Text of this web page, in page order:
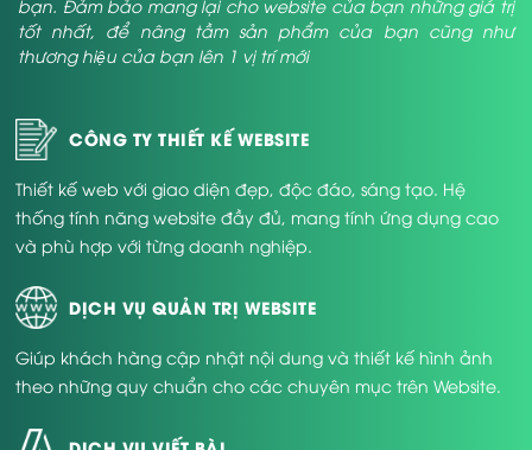
bạn. Đảm bảo mang lại cho website của bạn những giá trị
tốt nhất, để nâng tầm sản phẩm của bạn cũng như
thương hiệu của bạn lên 1 vị trí mới
CÔNG TY THIẾT KẾ WEBSITE
Thiết kế web với giao diện đẹp, độc đáo, sáng tạo. Hệ
thống tính năng website đầy đủ, mang tính ứng dụng cao
và phù hợp với từng doanh nghiệp.
DỊCH VỤ QUẢN TRỊ WEBSITE
Giúp khách hàng cập nhật nội dung và thiết kế hình ảnh
theo những quy chuẩn cho các chuyên mục trên Website.